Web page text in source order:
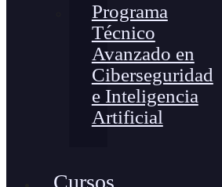
Programa
Técnico
Avanzado en
Ciberseguridad
e Inteligencia
Artificial
Cursos